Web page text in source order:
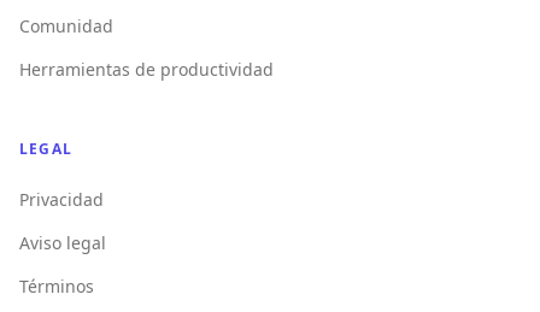
Comunidad
Herramientas de productividad
LEGAL
Privacidad
Aviso legal
Términos